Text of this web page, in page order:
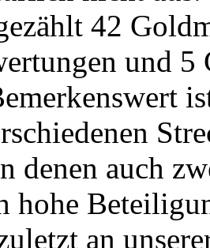
42
und
denen auch
hohe
an